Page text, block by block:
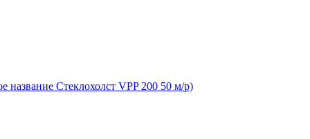
название Стеклохолст VPP 200 50 м/р)